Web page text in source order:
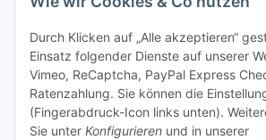
Durch Klicken auf „Alle akzeptieren“
Einsatz folgender Dienste auf unserer
Vimeo, ReCaptcha, PayPal Express
Ratenzahlung. Sie können die
(Fingerabdruck-Icon links unten).
Sie unter Konfigurieren und in unserer
Unsere Seiten
Social Media